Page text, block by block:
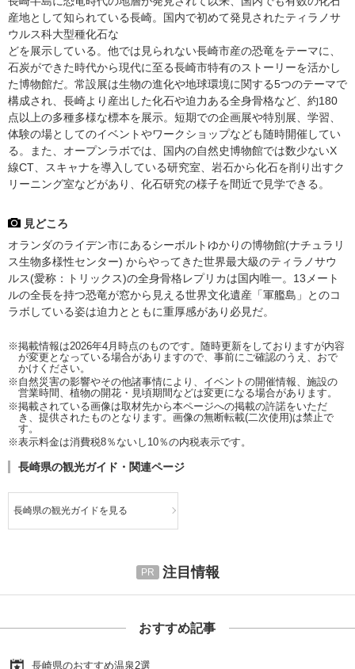
産地として知られている長崎。国内で初めて発見されたティラノサ
ウルス科大型種化石な
どを展示している。他では見られない長崎市産の恐竜をテーマに、
石炭ができた時代から現代に至る長崎市特有のストーリーを活かし
た博物館だ。常設展は生物の進化や地球環境に関する5つのテーマで
構成され、長崎より産出した化石や迫力ある全身骨格など、約180
点以上の多種多様な標本を展示。短期での企画展や特別展、学習、
体験の場としてのイベントやワークショップなども随時開催してい
る。また、オープンラボでは、国内の自然史博物館では数少ないX
線CT、スキャナを導入している研究室、岩石から化石を削り出すク
リーニング室などがあり、化石研究の様子を間近で見学できる。
見どころ
オランダのライデン市にあるシーボルトゆかりの博物館(ナチュラリ
ス生物多様性センター) からやってきた世界最大級のティラノサウ
ルス(愛称：トリックス)の全身骨格レプリカは国内唯一。13メート
ルの全長を持つ恐竜が窓から見える世界文化遺産「軍艦島」とのコ
ラボしている姿は迫力とともに重厚感があり必見だ。
※掲載情報は2026年4月時点のものです。随時更新をしておりますが内容
が変更となっている場合がありますので、事前にご確認のうえ、おで
かけください。
※自然災害の影響やその他諸事情により、イベントの開催情報、施設の
営業時間、植物の開花・見頃期間などは変更になる場合があります。
※掲載されている画像は取材先から本ページへの掲載の許諾をいただ
き、提供されたものとなります。画像の無断転載(二次使用)は禁止で
す。
※表示料金は消費税8％ないし10％の内税表示です。
長崎県の観光ガイド・関連ページ
長崎県の観光ガイドを見る
注目情報
おすすめ記事
長崎県のおすすめ温泉2選